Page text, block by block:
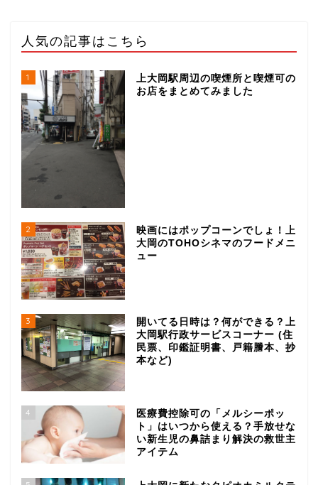
人気の記事はこちら
1
上大岡駅周辺の喫煙所と喫煙可の
お店をまとめてみました
2
映画にはポップコーンでしょ！上
大岡のTOHOシネマのフードメニ
ュー
3
開いてる日時は？何ができる？上
大岡駅行政サービスコーナー (住
民票、印鑑証明書、戸籍謄本、抄
本など)
4
医療費控除可の「メルシーポッ
ト」はいつから使える？手放せな
い新生児の鼻詰まり解決の救世主
アイテム
グルメ
ランチ
居酒屋